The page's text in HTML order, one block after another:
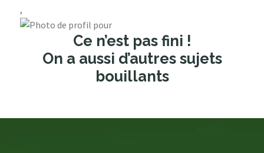
,
Ce n’est pas fini !
On a aussi d’autres sujets
bouillants